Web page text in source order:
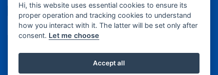
info@bkopava.cz
www.bkopava.cz
Hi, this website uses essential cookies to ensure its
proper operation and tracking cookies to understand
how you interact with it. The latter will be set only after
consent. Let me choose
Accept all